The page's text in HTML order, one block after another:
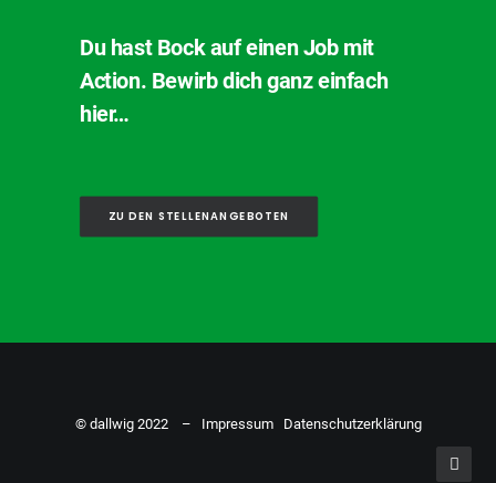
Du hast Bock auf einen Job mit
Action. Bewirb dich ganz einfach
hier…
ZU DEN STELLENANGEBOTEN
© dallwig 2022 – Impressum Datenschutzerklärung